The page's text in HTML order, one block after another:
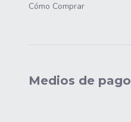
Cómo Comprar
Medios de pago